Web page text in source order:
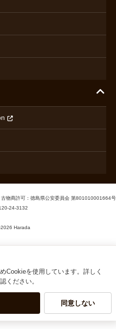
生成AIの利用指針
商許可：徳島県公安委員会 第801010001664号
24-3132
Harada
Cookieを使用しています。詳しく
認ください。